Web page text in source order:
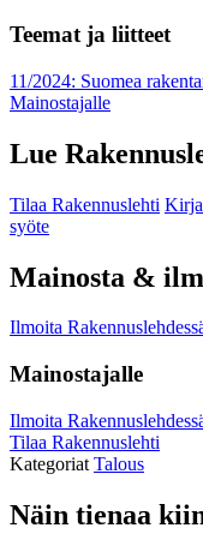
Teemat ja liitteet
11/2024: Suomea
Mainostajalle
Lue
Tilaa Rakennuslehti
syöte
Mainosta &
Ilmoita
Mainostajalle
Ilmoita
Tilaa Rakennuslehti
Kategoriat Talous
Näin tienaa